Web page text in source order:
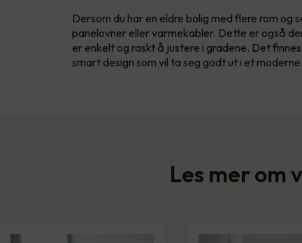
Dersom du har en eldre bolig med flere rom
panelovner eller varmekabler. Dette er også
er enkelt og raskt å justere i gradene. Det
smart design som vil ta seg godt ut i et
Les mer om